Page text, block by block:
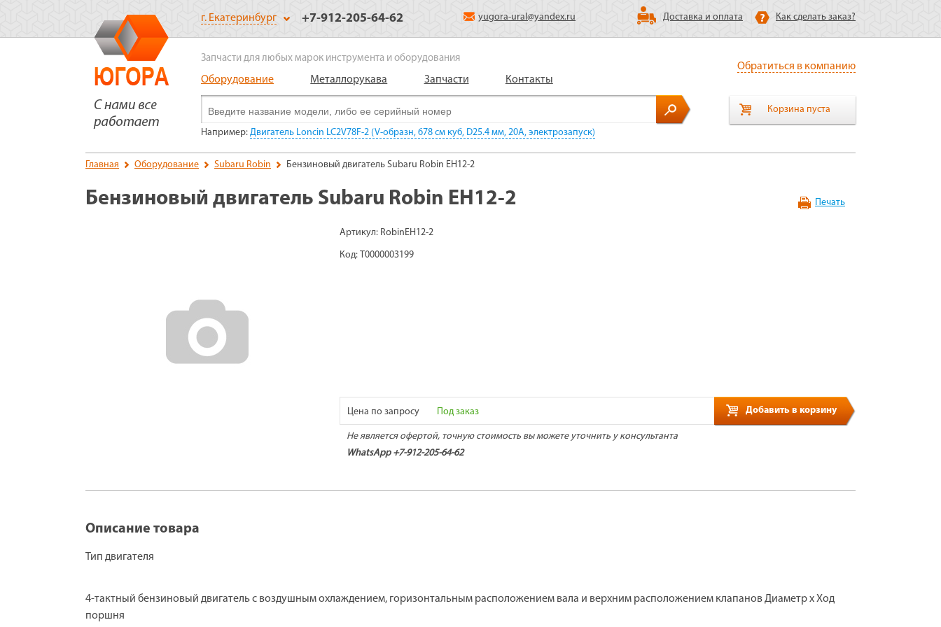
г. Екатеринбург +7-912-205-64-62 yugora-ural@yandex.ru Доставка и оплата Как сделать заказ?
Запчасти для любых марок инструмента и оборудования
Оборудование Металлорукава Запчасти Контакты
Обратиться в компанию
Корзина пуста
Например: Двигатель Loncin LC2V78F-2 (V-образн, 678 см куб, D25.4 мм, 20А, электрозапуск)
Главная Оборудование Subaru Robin Бензиновый двигатель Subaru Robin EH12-2
Бензиновый двигатель Subaru Robin EH12-2 Печать
Артикул: RobinEH12-2
Код: Т0000003199
Цена по запросу Под заказ Добавить в корзину
Не является офертой, точную стоимость вы можете уточнить у консультанта
WhatsApp +7-912-205-64-62
Описание товара
Тип двигателя
4-тактный бензиновый двигатель с воздушным охлаждением, горизонтальным расположением вала и верхним расположением клапанов Диаметр х Ход
поршня